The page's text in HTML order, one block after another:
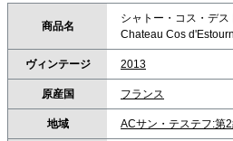
商品名
シャトー・コス・デス
Chateau Cos
ヴィンテージ 2013
原産国 フランス
地域 ACサン・テステフ:第